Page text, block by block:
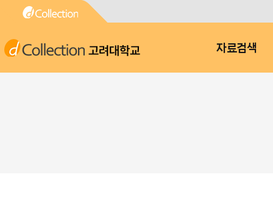
고려대학교 자료검색